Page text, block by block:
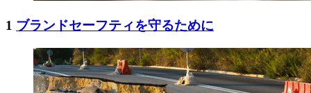
1 ブランドセーフティを守るために